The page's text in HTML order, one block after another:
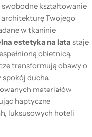
kształtowanie
architekturę Twojego
w tkaninie
estetyka na lata staje
obietnicą.
transformują obawy o
spokój ducha.
materiałów
haptyczne
luksusowych hoteli